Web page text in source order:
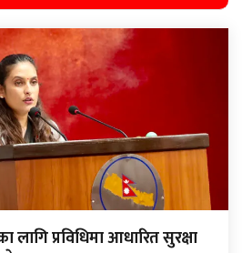
लागि प्रविधिमा आधारित सुरक्षा